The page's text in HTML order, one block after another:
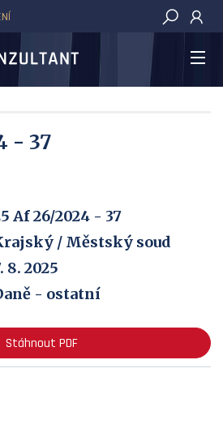
- 37
Af 26/2024 - 37
/ Městský soud
8. 2025
- ostatní
Stáhnout PDF